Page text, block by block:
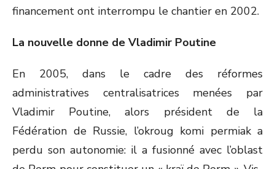
financement ont interrompu le chantier en 2002.
La nouvelle donne de Vladimir Poutine
En 2005, dans le cadre des réformes
administratives centralisatrices menées par
Vladimir Poutine, alors président de la
Fédération de Russie, l’okroug komi permiak a
perdu son autonomie: il a fusionné avec l’oblast